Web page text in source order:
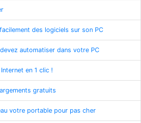
des logiciels sur son PC
automatiser dans votre PC
en 1 clic !
gratuits
votre portable pour pas cher